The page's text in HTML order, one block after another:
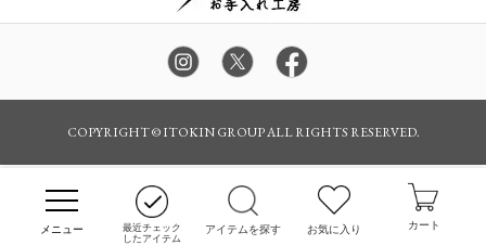
最近チェック
したアイテム
アイテムを探す お気に入り カート
その他のグッズ・小物
COPYRIGHT © ITOKIN GROUP ALL RIGHTS RESERVED.